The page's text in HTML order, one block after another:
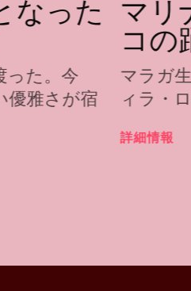
なった
った。今
優雅さが宿
マリ
コの
マラガ
ィラ・
詳細情報